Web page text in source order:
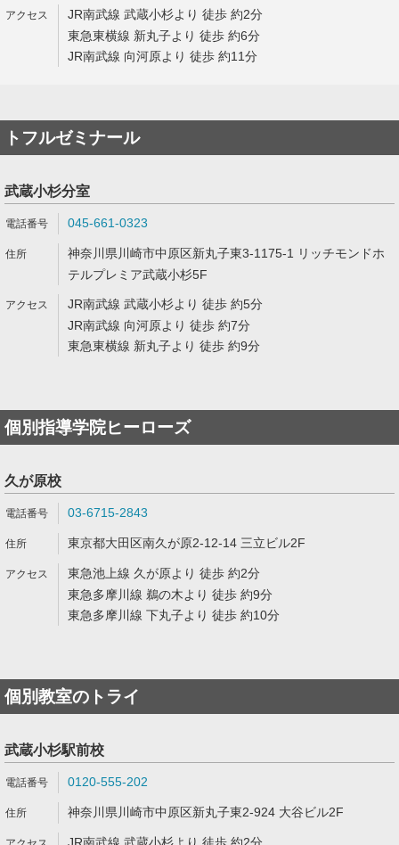
JR南武線 武蔵小杉より 徒歩 約2分
東急東横線 新丸子より 徒歩 約6分
JR南武線 向河原より 徒歩 約11分
トフルゼミナール
武蔵小杉分室
045-661-0323
神奈川県川崎市中原区新丸子東3-1175-1 リッチモンドホ
テルプレミア武蔵小杉5F
JR南武線 武蔵小杉より 徒歩 約5分
JR南武線 向河原より 徒歩 約7分
東急東横線 新丸子より 徒歩 約9分
個別指導学院ヒーローズ
久が原校
03-6715-2843
東京都大田区南久が原2-12-14 三立ビル2F
東急池上線 久が原より 徒歩 約2分
東急多摩川線 鵜の木より 徒歩 約9分
東急多摩川線 下丸子より 徒歩 約10分
個別教室のトライ
武蔵小杉駅前校
0120-555-202
神奈川県川崎市中原区新丸子東2-924 大谷ビル2F